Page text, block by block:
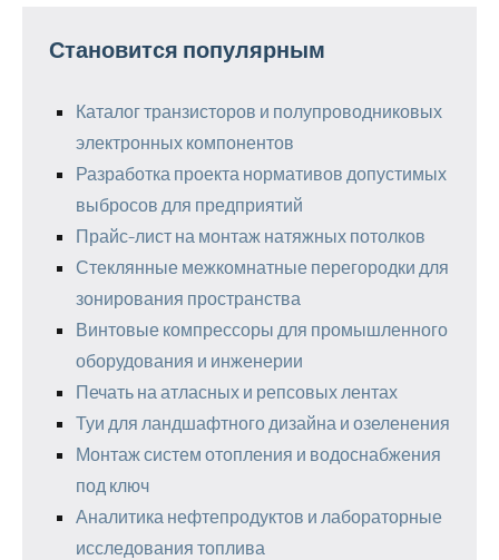
Становится популярным
Каталог транзисторов и полупроводниковых
электронных компонентов
Разработка проекта нормативов допустимых
выбросов для предприятий
Прайс-лист на монтаж натяжных потолков
Стеклянные межкомнатные перегородки для
зонирования пространства
Винтовые компрессоры для промышленного
оборудования и инженерии
Печать на атласных и репсовых лентах
Туи для ландшафтного дизайна и озеленения
Монтаж систем отопления и водоснабжения
под ключ
Аналитика нефтепродуктов и лабораторные
исследования топлива